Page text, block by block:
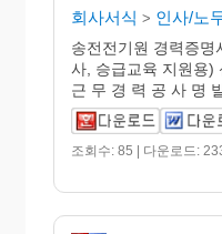
회사서식 > 인사/노
송전전기원 경력증명
사, 승급교육 지원용)
근 무 경 력 공 사 명
조회수: 85 | 다운로드: